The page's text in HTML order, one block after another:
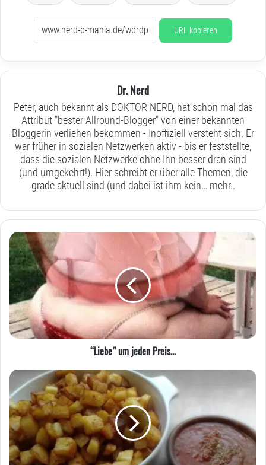
URL kopieren
Dr. Nerd
Peter, auch bekannt als DOKTOR NERD, hat schon mal das
Attribut "bester Allround-Blogger" von einer bekannten
Bloggerin verliehen bekommen - Inoffiziell versteht sich. Er
war früher in sozialen Netzwerken aktiv - bis er feststellte,
dass die sozialen Netzwerke ohne Ihn besser dran sind
(und umgekehrt!). Hier schreibt er über alle Themen, die
grade aktuell sind (und dabei ist ihm kein… mehr..
“Liebe”
um
jeden
Preis…
“Liebe” um jeden Preis…
Kartoffeln,
Kartoffeln!
Schon
wieder!!…